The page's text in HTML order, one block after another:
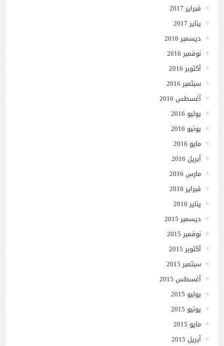
فبراير 2017
يناير 2017
ديسمبر 2016
نوفمبر 2016
أكتوبر 2016
سبتمبر 2016
أغسطس 2016
يوليو 2016
يونيو 2016
مايو 2016
أبريل 2016
مارس 2016
فبراير 2016
يناير 2016
ديسمبر 2015
نوفمبر 2015
أكتوبر 2015
سبتمبر 2015
أغسطس 2015
يوليو 2015
يونيو 2015
مايو 2015
أبريل 2015